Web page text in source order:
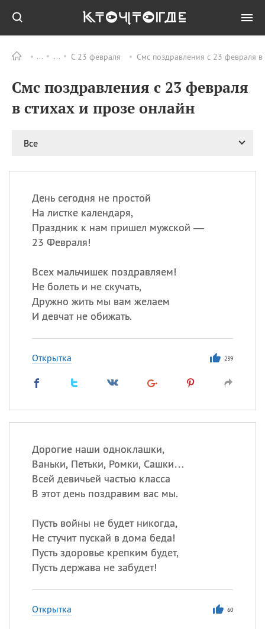
С 23 февраля Смс поздравления с 23 февраля
Смс поздравления с 23 февраля
в стихах и прозе онлайн
Все
День сегодня не простой
На листке календаря,
Праздник к нам пришел мужской —
23 Февраля!
Всех мальчишек поздравляем!
Не болеть и не скучать,
Дружно жить мы вам желаем
И девчат не обижать.
Открытка 239
Дорогие наши одноклашки,
Ваньки, Петьки, Ромки, Сашки…
Всей девичьей частью класса
В этот день поздравим вас мы.
Пусть войны не будет никогда,
Не стучит пускай в дома беда!
Пусть здоровье крепким будет,
Пусть держава не забудет!
Открытка 60
ПРАЗДНИКИ Все
11.08
Рождество святителя
Николая Чудотворца
11.08 День «мусорной еды»
праздник
12.08
(День ВВС) РФ
Сегодня празднуют именины
Еще
,
Антонина
Еще